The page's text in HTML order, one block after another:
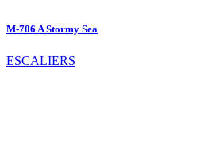
M-706 A Stormy Sea
ESCALIERS